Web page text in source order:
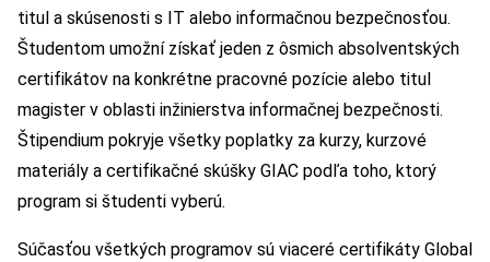
titul a skúsenosti s IT alebo informačnou bezpečnosťou.
Študentom umožní získať jeden z ôsmich absolventských
certifikátov na konkrétne pracovné pozície alebo titul
magister v oblasti inžinierstva informačnej bezpečnosti.
Štipendium pokryje všetky poplatky za kurzy, kurzové
materiály a certifikačné skúšky GIAC podľa toho, ktorý
program si študenti vyberú.
Súčasťou všetkých programov sú viaceré certifikáty Global